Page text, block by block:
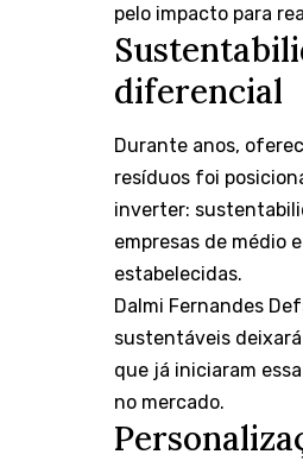
pelo impacto para
diferencial
Durante anos,
resíduos foi
inverter:
empresas de médio
estabelecidas.
Dalmi Fernandes
sustentáveis
que já iniciaram
no mercado.